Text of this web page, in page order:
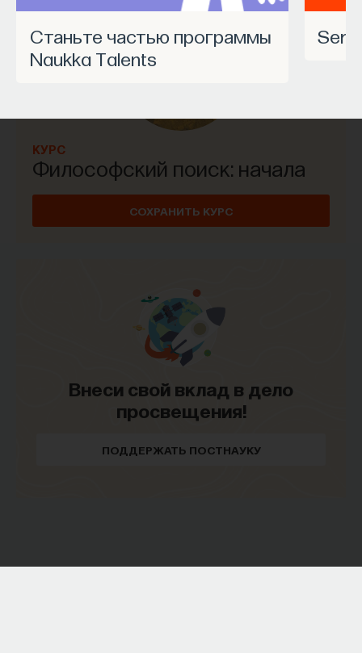
Станьте частью программы
Naukka Talents
КУРС
Философский поиск: начала
СОХРАНИТЬ КУРС
Внеси свой вклад в дело
просвещения!
ПОДДЕРЖАТЬ ПОСТНАУКУ